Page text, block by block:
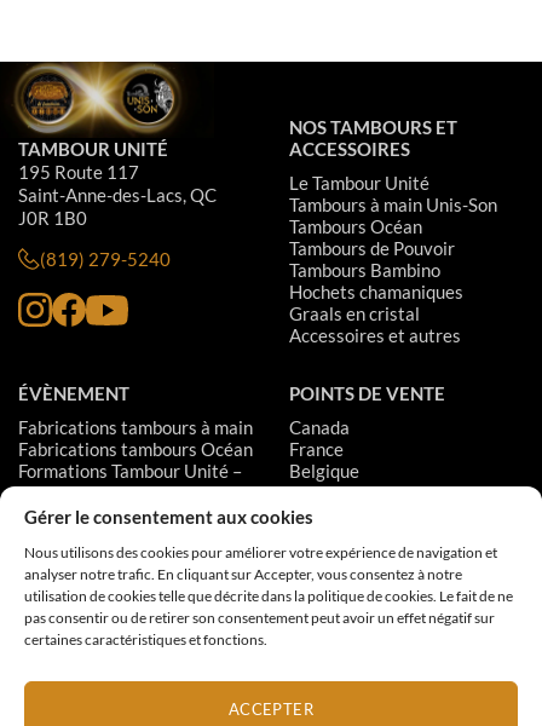
Gérer le consentement aux cookies
Nous utilisons des cookies pour améliorer votre expérience de navigation et
analyser notre trafic. En cliquant sur Accepter, vous consentez à notre
utilisation de cookies telle que décrite dans la politique de cookies. Le fait de ne
pas consentir ou de retirer son consentement peut avoir un effet négatif sur
certaines caractéristiques et fonctions.
ACCEPTER
TAMBOUR UNITÉ
195 Route 117
Saint-Anne-des-Lacs, QC
J0R 1B0
(819) 279-5240
NOS TAMBOURS ET
ACCESSOIRES
Le Tambour Unité
Tambours à main Unis-Son
Tambours Océan
Tambours de Pouvoir
Tambours Bambino
Hochets chamaniques
Graals en cristal
Accessoires et autres
ÉVÈNEMENT
Fabrications tambours à main
Fabrications tambours Océan
Formations Tambour Unité –
Niveau 1
Formations Tambour Unité –
Formations Tambour Unité –
Niveau 3
POINTS DE VENTE
Canada
France
Belgique
Suisse
États-Unis